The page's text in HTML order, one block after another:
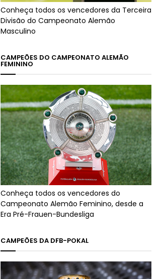
Conheça todos os vencedores da Terceira
Divisão do Campeonato Alemão
Masculino
CAMPEÕES DO CAMPEONATO ALEMÃO
FEMININO
Conheça todos os vencedores do
Campeonato Alemão Feminino, desde a
Era Pré-Frauen-Bundesliga
CAMPEÕES DA DFB-POKAL